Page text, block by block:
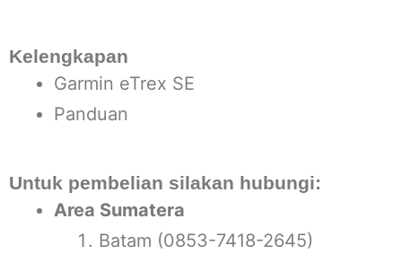
Kelengkapan
Garmin eTrex SE
Panduan
Untuk pembelian silakan hubungi:
Area Sumatera
Batam (0853-7418-2645)